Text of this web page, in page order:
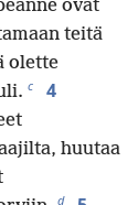
ovat
teitä
olette
c 4
huutaa
d